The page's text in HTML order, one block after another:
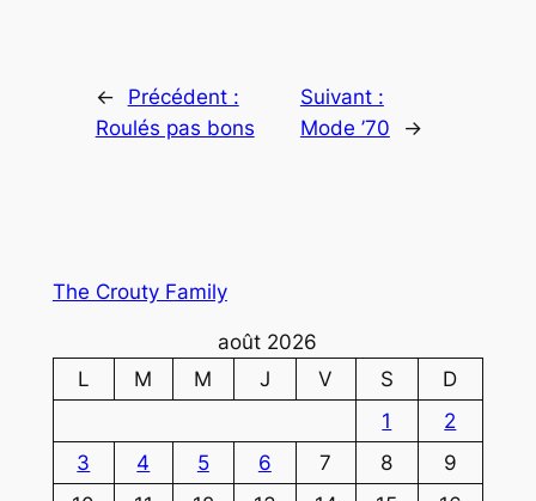
←
Précédent :
Roulés pas bons
Suivant :
Mode ’70
→
The Crouty Family
août 2026
L
M M J V S
D
1
2
3
4 5 6 7 8
9